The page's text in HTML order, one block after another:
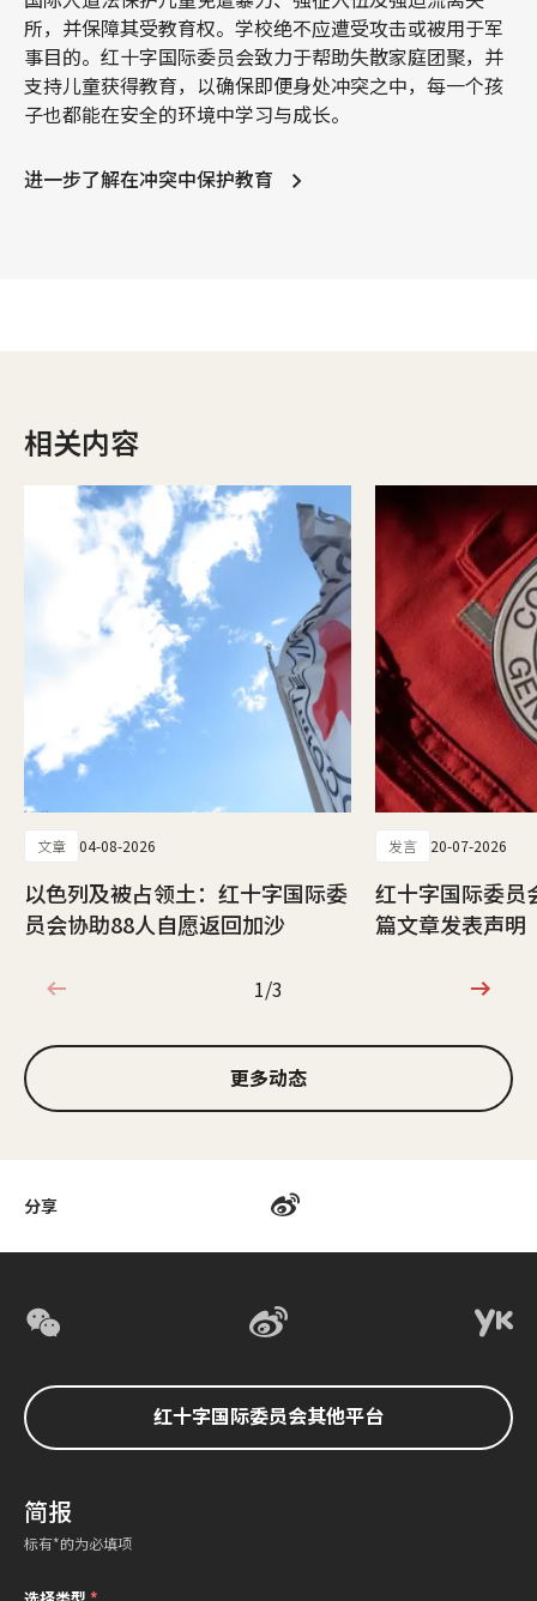
分享
所，并保障其受教育权。学校绝不应遭受攻击或被用于军
事目的。红十字国际委员会致力于帮助失散家庭团聚，并
支持儿童获得教育，以确保即便身处冲突之中，每一个孩
子也都能在安全的环境中学习与成长。
进一步了解在冲突中保护教育
相关内容
文章 04-08-2026
以色列及被占领土：红十字国际委
员会协助88人自愿返回加沙
发言 20-07-2026
红十字国际委员
篇文章发表声明
1/3
1/3
更多动态
红十字国际委员会其他平台
简报
标有*的为必填项